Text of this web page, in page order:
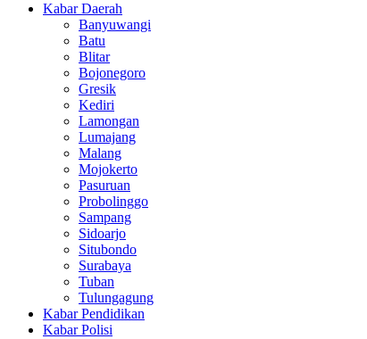
Kabar Daerah
Banyuwangi
Batu
Blitar
Bojonegoro
Gresik
Kediri
Lamongan
Lumajang
Malang
Mojokerto
Pasuruan
Probolinggo
Sampang
Sidoarjo
Situbondo
Surabaya
Tuban
Tulungagung
Kabar Pendidikan
Kabar Polisi